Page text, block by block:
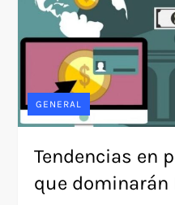
GENERAL
Tendencias en
que dominarán